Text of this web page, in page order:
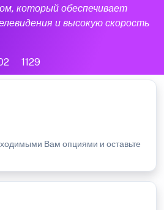
который обеспечивает
и высокую скорость
1129
Вам опциями и оставьте